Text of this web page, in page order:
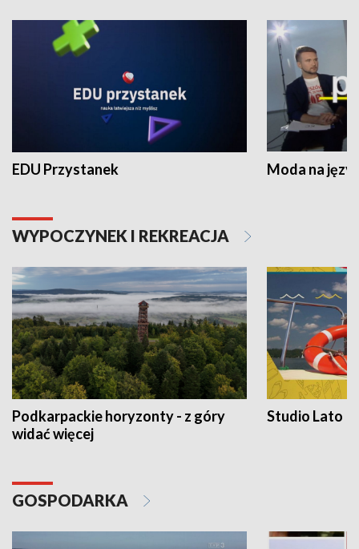
EDU Przystanek Moda na
WYPOCZYNEK I REKREACJA
Podkarpackie horyzonty - z góry
widać więcej
Studio Lato
GOSPODARKA